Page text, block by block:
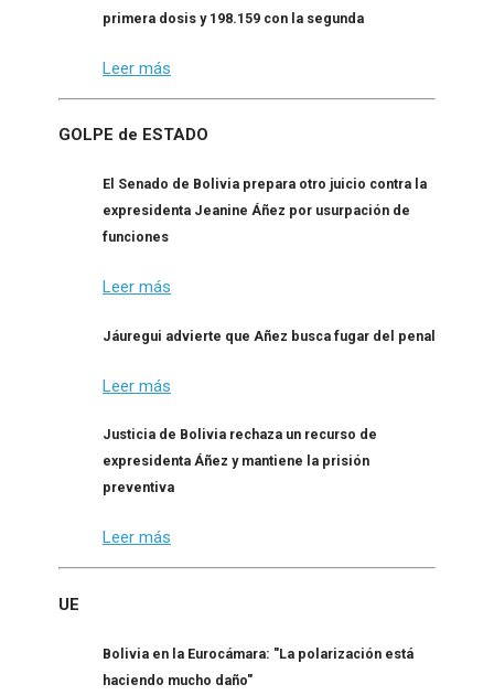
primera dosis y 198.159 con la segunda
Leer más
GOLPE de ESTADO
El Senado de Bolivia prepara otro juicio contra la
expresidenta Jeanine Áñez por usurpación de
funciones
Leer más
Jáuregui advierte que Añez busca fugar del penal
Leer más
Justicia de Bolivia rechaza un recurso de
expresidenta Áñez y mantiene la prisión
preventiva
Leer más
UE
Bolivia en la Eurocámara: "La polarización está
haciendo mucho daño"